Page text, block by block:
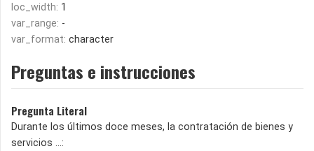
loc_width: 1
var_range: -
var_format: character
Preguntas e instrucciones
Pregunta Literal
Durante los últimos doce meses, la contratación de bienes y
servicios ...: